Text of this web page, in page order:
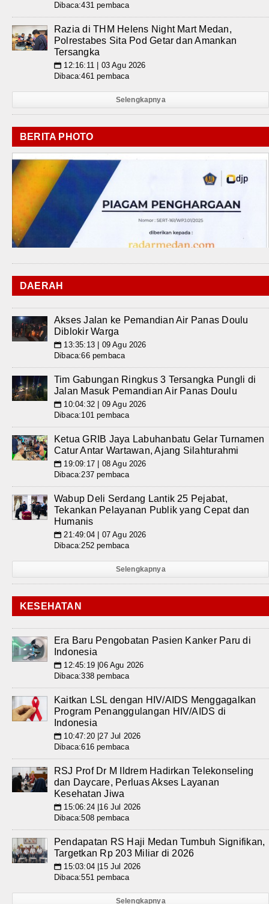
Dibaca:431 pembaca
Razia di THM Helens Night Mart Medan,
Polrestabes Sita Pod Getar dan Amankan
Tersangka
📅 12:16:11 | 03 Agu 2026
Dibaca:461 pembaca
Selengkapnya
BERITA PHOTO
DAERAH
Akses Jalan ke Pemandian Air Panas Doulu
Diblokir Warga
📅 13:35:13 | 09 Agu 2026
Dibaca:66 pembaca
Tim Gabungan Ringkus 3 Tersangka Pungli di
Jalan Masuk Pemandian Air Panas Doulu
📅 10:04:32 | 09 Agu 2026
Dibaca:101 pembaca
Ketua GRIB Jaya Labuhanbatu Gelar Turnamen
Catur Antar Wartawan, Ajang Silahturahmi
📅 19:09:17 | 08 Agu 2026
Dibaca:237 pembaca
Wabup Deli Serdang Lantik 25 Pejabat,
Tekankan Pelayanan Publik yang Cepat dan
Humanis
📅 21:49:04 | 07 Agu 2026
Dibaca:252 pembaca
Selengkapnya
KESEHATAN
Era Baru Pengobatan Pasien Kanker Paru di
Indonesia
📅 12:45:19 |06 Agu 2026
Dibaca:338 pembaca
Kaitkan LSL dengan HIV/AIDS Menggagalkan
Program Penanggulangan HIV/AIDS di
Indonesia
📅 10:47:20 |27 Jul 2026
Dibaca:616 pembaca
RSJ Prof Dr M Ildrem Hadirkan Telekonseling
dan Daycare, Perluas Akses Layanan
Kesehatan Jiwa
📅 15:06:24 |16 Jul 2026
Dibaca:508 pembaca
Pendapatan RS Haji Medan Tumbuh Signifikan,
Targetkan Rp 203 Miliar di 2026
📅 15:03:04 |15 Jul 2026
Dibaca:551 pembaca
Selengkapnya